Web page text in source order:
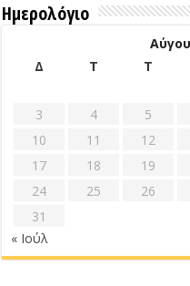
Ημερολόγιο
Δ
Τ Τ
3
4 5
10
11 12
17
18 19
24
25 26
31
« Ιούλ